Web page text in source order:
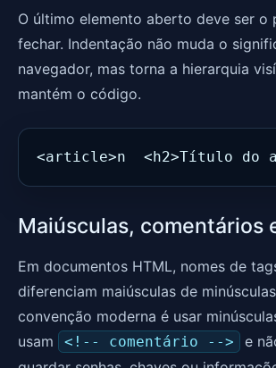
O último elemento aberto deve ser o
fechar. Indentação não muda o
navegador, mas torna a hierarquia
mantém o código.
<article>n  <h2>Título do
Maiúsculas, comentários
Em documentos HTML, nomes de
diferenciam maiúsculas de
convenção moderna é usar
usam
<!-- comentário -->
e